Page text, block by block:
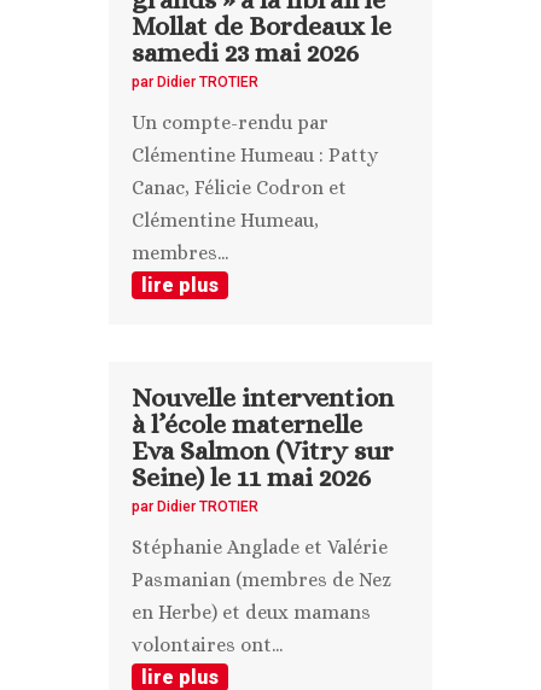
Mollat de Bordeaux le
samedi 23 mai 2026
par Didier TROTIER
Un compte-rendu par
Clémentine Humeau : Patty
Canac, Félicie Codron et
Clémentine Humeau,
membres...
lire plus
Nouvelle intervention
à l’école maternelle
Eva Salmon (Vitry sur
Seine) le 11 mai 2026
par Didier TROTIER
Stéphanie Anglade et Valérie
Pasmanian (membres de Nez
en Herbe) et deux mamans
volontaires ont...
lire plus